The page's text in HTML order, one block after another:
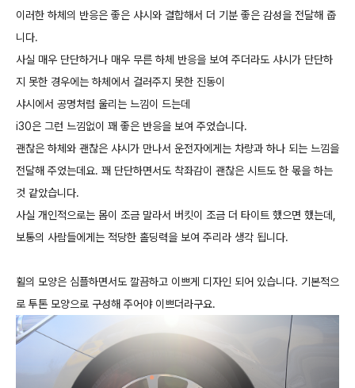
이러한 하체의 반응은 좋은 샤시와 결합해서 더 기분 좋은 감성을 전달해 줍
니다.
사실 매우 단단하거나 매우 무른 하체 반응을 보여 주더라도 샤시가 단단하
지 못한 경우에는 하체에서 걸러주지 못한 진동이
샤시에서 공명처럼 울리는 느낌이 드는데
i30은 그런 느낌없이 꽤 좋은 반응을 보여 주었습니다.
괜찮은 하체와 괜찮은 샤시가 만나서 운전자에게는 차량과 하나 되는 느낌을
전달해 주었는데요. 꽤 단단하면서도 착좌감이 괜찮은 시트도 한 몫을 하는
것 같았습니다.
사실 개인적으로는 몸이 조금 말라서 버킷이 조금 더 타이트 했으면 했는데,
보통의 사람들에게는 적당한 홀딩력을 보여 주리라 생각 됩니다.
휠의 모양은 심플하면서도 깔끔하고 이쁘게 디자인 되어 있습니다. 기본적으
로 투톤 모양으로 구성해 주어야 이쁘더라구요.